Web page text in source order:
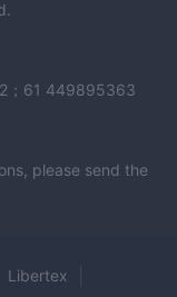
；61 449895363
please send the
Libertex